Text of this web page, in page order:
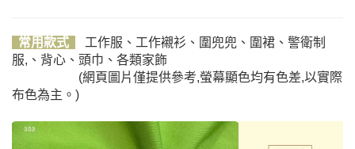
常用款式 工作服 、工作襯衫、圍兜兜、圍裙、警衛制
服,、背心、頭巾、各類家飾
(網頁圖片僅提供參考,螢幕顯色均有色差,以實際
布色為主。)